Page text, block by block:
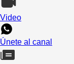
Video
Únete al canal